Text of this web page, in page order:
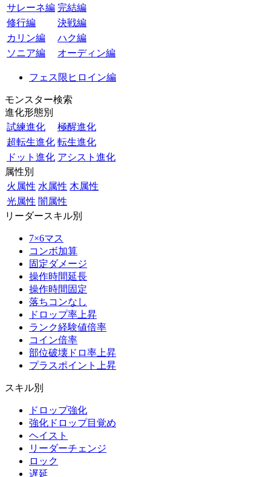
サレーネ編 完結編
修行編
決戦編
カリン編
ハク編
ソニア編
オーディン編
フェス限ヒロイン編
モンスター検索
進化形態別
試練進化
極醒進化
超転生進化 転生進化
ドット進化 アシスト進化
属性別
火属性 水属性 木属性
光属性 闇属性
リーダースキル別
7×6マス
コンボ加算
固定ダメージ
操作時間延長
操作時間固定
落ちコンなし
ドロップ率上昇
ランク経験値倍率
コイン倍率
部位破壊ドロ率上昇
プラスポイント上昇
スキル別
ドロップ強化
強化ドロップ目覚め
ヘイスト
リーダーチェンジ
ロック
遅延